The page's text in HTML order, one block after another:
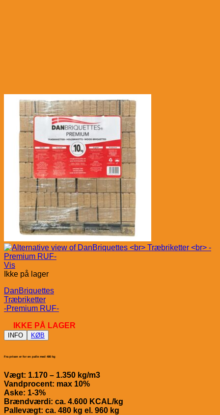
Vis
Ikke på lager
DanBriquettes
Træbriketter
-Premium RUF-
IKKE PÅ LAGER
INFO KØB
Fra prisen er for en palle med 480 kg
Vægt: 1.170 – 1.350 kg/m3
Vandprocent: max 10%
Aske: 1-3%
Brændværdi: ca. 4.600 KCAL/kg
Pallevægt: ca. 480 kg el. 960 kg